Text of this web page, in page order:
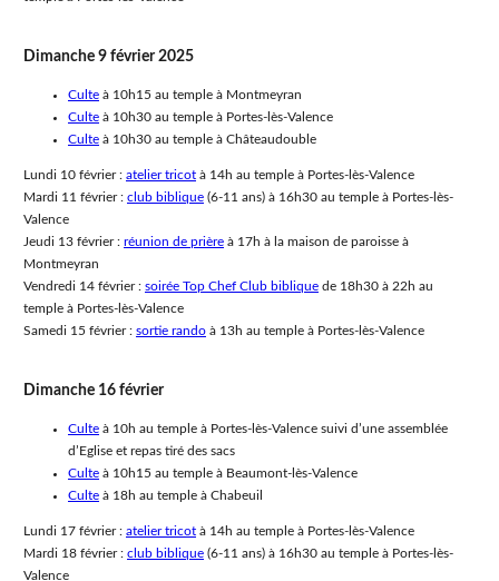
Dimanche 9 février 2025
Culte à 10h15 au temple à Montmeyran
Culte à 10h30 au temple à Portes-lès-Valence
Culte à 10h30 au temple à Châteaudouble
Lundi 10 février : atelier tricot à 14h au temple à Portes-lès-Valence
Mardi 11 février : club biblique (6-11 ans) à 16h30 au temple à Portes-lès-
Valence
Jeudi 13 février : réunion de prière à 17h à la maison de paroisse à
Montmeyran
Vendredi 14 février : soirée Top Chef Club biblique de 18h30 à 22h au
temple à Portes-lès-Valence
Samedi 15 février : sortie rando à 13h au temple à Portes-lès-Valence
Dimanche 16 février
Culte à 10h au temple à Portes-lès-Valence suivi d’une assemblée
d’Eglise et repas tiré des sacs
Culte à 10h15 au temple à Beaumont-lès-Valence
Culte à 18h au temple à Chabeuil
Lundi 17 février : atelier tricot à 14h au temple à Portes-lès-Valence
Mardi 18 février : club biblique (6-11 ans) à 16h30 au temple à Portes-lès-
Valence